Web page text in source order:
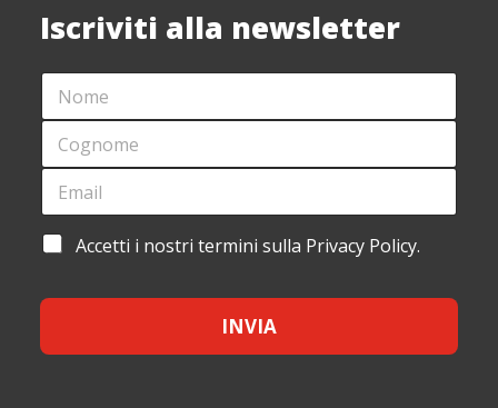
Iscriviti alla newsletter
N
M
*
C
G
O
E
E
A
I
L
O
*
E
A
I
L
A
E
T
Accetti i nostri termini sulla Privacy Policy.
INVIA